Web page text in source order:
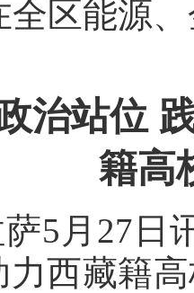
全区能源
治站位
籍高
5月27日
力西藏籍